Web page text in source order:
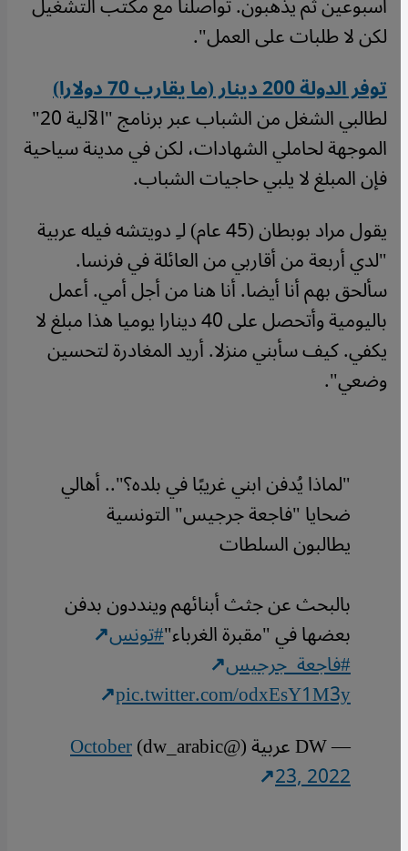
لكن لا طلبات على العمل".
توفر الدولة 200 دينار (ما يقارب 70 دولارا)
لطالبي الشغل من الشباب عبر برنامج "الآلية 20"
الموجهة لحاملي الشهادات، لكن في مدينة سياحية
فإن المبلغ لا يلبي حاجيات الشباب.
يقول مراد بوبطان (45 عام) لـِ دويتشه فيله عربية
"لدي أربعة من أقاربي من العائلة في فرنسا.
سألحق بهم أنا أيضا. أنا هنا من أجل أمي. أعمل
باليومية وأتحصل على 40 دينارا يوميا هذا مبلغ لا
يكفي. كيف سأبني منزلا. أريد المغادرة لتحسين
وضعي".
"لماذا يُدفن ابني غريبًا في بلده؟".. أهالي
ضحايا "فاجعة جرجيس" التونسية
يطالبون السلطات
بالبحث عن جثث أبنائهم وينددون بدفن
بعضها في "مقبرة الغرباء"#تونس
#فاجعة_جرجيس
pic.twitter.com/odxEsY1M3y
— DW عربية (@dw_arabic)
October
23, 2022